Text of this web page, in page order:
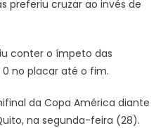
preferiu cruzar ao invés de
conter o ímpeto das
no placar até o fim.
da Copa América diante
na segunda-feira (28).